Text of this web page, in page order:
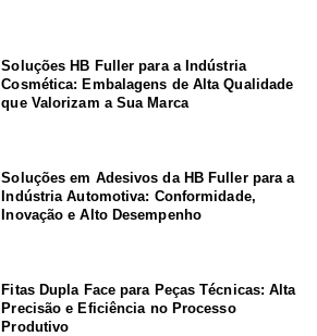
Soluções HB Fuller para a Indústria
Cosmética: Embalagens de Alta Qualidade
que Valorizam a Sua Marca
Soluções em Adesivos da HB Fuller para a
Indústria Automotiva: Conformidade,
Inovação e Alto Desempenho
Fitas Dupla Face para Peças Técnicas: Alta
Precisão e Eficiência no Processo
Produtivo